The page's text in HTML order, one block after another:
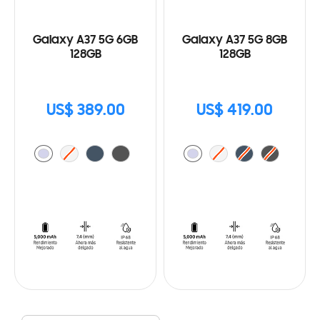
Galaxy A37 5G 6GB
128GB
US$ 389.00
Galaxy A37 5G 8GB
128GB
US$ 419.00